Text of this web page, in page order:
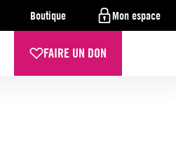
Boutique Mon espace
FAIRE UN DON